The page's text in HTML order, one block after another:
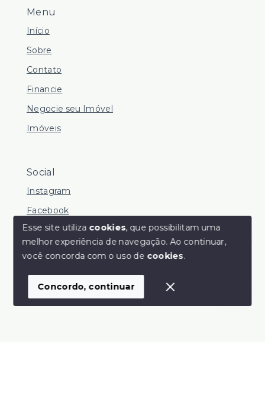
Olá! Estamos disponíveis para te ajudar.
Menu
Início
Sobre
Contato
Financie
Negocie seu Imóvel
Imóveis
Social
Instagram
Facebook
© Copyright 2026 - Pandolfo Vende - Todos os direitos
SITE PARA IMOBILIARIA
Esse site utiliza cookies, que possibilitam uma
melhor experiência de navegação.Ao continuar,
você concorda com o uso de cookies.
Concordo, continuar